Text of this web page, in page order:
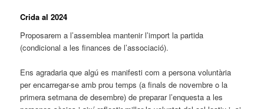
Crida al 2024
Proposarem a l’assemblea mantenir l’import la partida
(condicional a les finances de l’associació).
Ens agradaria que algú es manifesti com a persona voluntària
per encarregar-se amb prou temps (a finals de novembre o la
primera setmana de desembre) de preparar l’enquesta a les